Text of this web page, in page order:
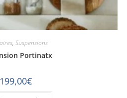
, Suspensions
Portinatx
199,00€